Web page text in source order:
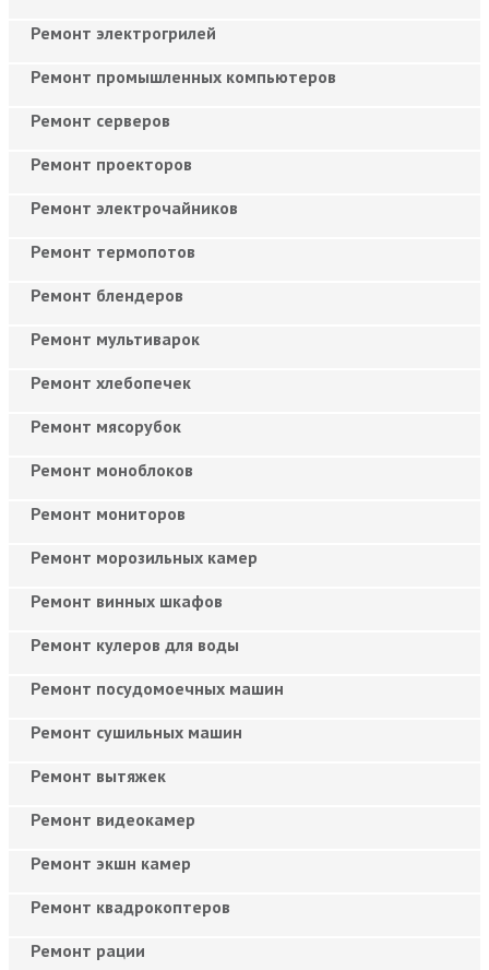
Ремонт электрогрилей
Ремонт промышленных компьютеров
Ремонт серверов
Ремонт проекторов
Ремонт электрочайников
Ремонт термопотов
Ремонт блендеров
Ремонт мультиварок
Ремонт хлебопечек
Ремонт мясорубок
Ремонт моноблоков
Ремонт мониторов
Ремонт морозильных камер
Ремонт винных шкафов
Ремонт кулеров для воды
Ремонт посудомоечных машин
Ремонт сушильных машин
Ремонт вытяжек
Ремонт видеокамер
Ремонт экшн камер
Ремонт квадрокоптеров
Ремонт рации